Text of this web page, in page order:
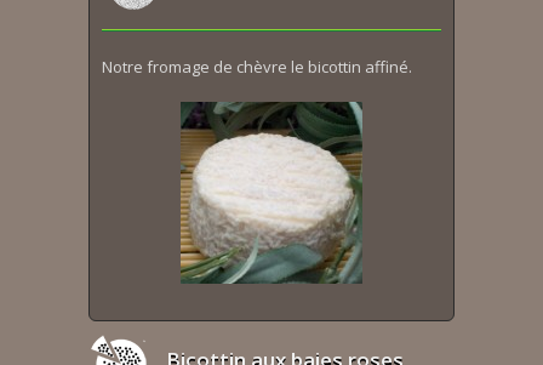
Notre fromage de chèvre le bicottin affiné.
Bicottin aux baies roses